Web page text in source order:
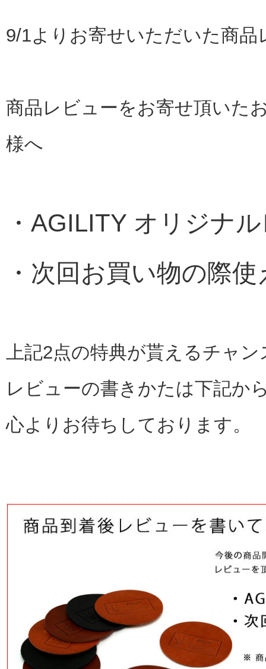
9/1よりお寄せいただいた商
商品レビューをお寄せ頂いた
様へ
・AGILITY オリジナ
・次回お買い物の際
上記2点の特典が貰えるチャン
レビューの書きかたは下記か
心よりお待ちしております。